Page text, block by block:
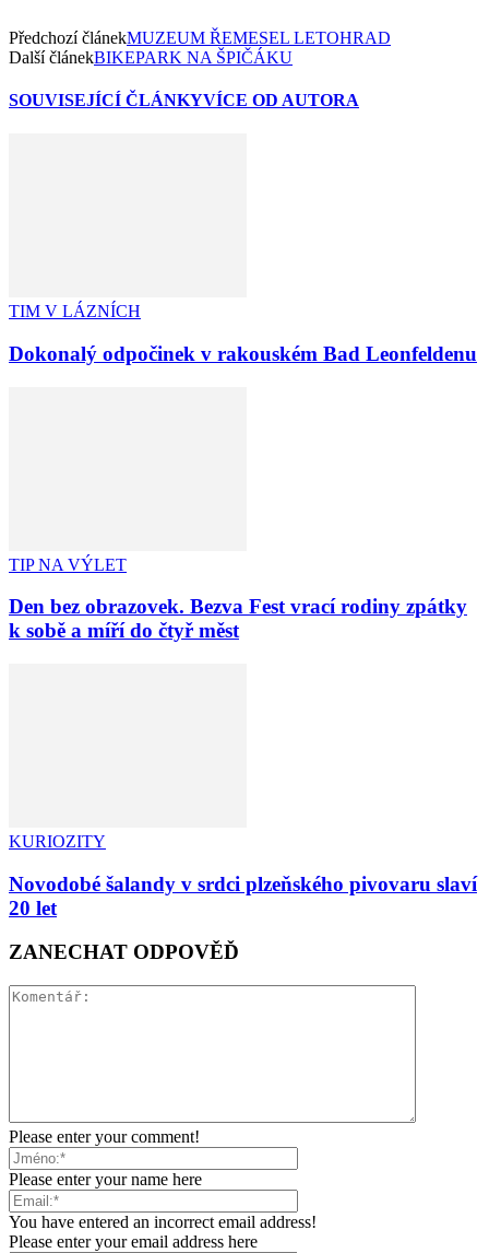
Předchozí článekMUZEUM ŘEMESEL LETOHRAD
Další článekBIKEPARK NA ŠPIČÁKU
SOUVISEJÍCÍ ČLÁNKYVÍCE OD AUTORA
TIM V LÁZNÍCH
Dokonalý odpočinek v rakouském Bad Leonfeldenu
TIP NA VÝLET
Den bez obrazovek. Bezva Fest vrací rodiny zpátky
k sobě a míří do čtyř měst
KURIOZITY
Novodobé šalandy v srdci plzeňského pivovaru slaví
20 let
ZANECHAT ODPOVĚĎ
Please enter your comment!
Please enter your name here
You have entered an incorrect email address!
Please enter your email address here